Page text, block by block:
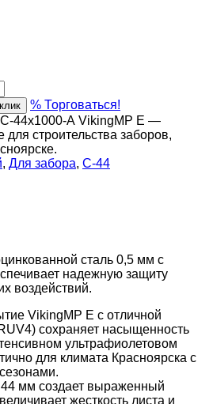
% Торговаться!
44х1000-А VikingMP E —
строительства заборов,
, Для забора, С-44
сталь 0,5 мм с
надежную защиту
воздействий.
VikingMP E с отличной
сохраняет насыщенность
ультрафиолетовом
для климата Красноярска с
мм создает выраженный
жесткость листа и